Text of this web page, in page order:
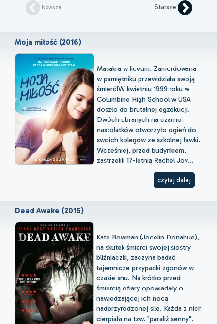
Nowsze Starsze
Moja miłość (2016)
Masakra w liceum. Zamordowana
w pamiętniku przewidziała swoją
śmierć!W kwietniu 1999 roku w
Columbine High School w USA
doszło do brutalnej egzekucji.
Dwóch ubranych na czarno
nastolatków otworzyło ogień do
swoich kolegów ze szkolnej ławki.
Wcześniej, przed budynkiem,
zastrzelili 17-letnią Rachel Joy...
czytaj dalej
Dead Awake (2016)
Kate Bowman (Jocelin Donahue),
na skutek śmierci swojej siostry
bliźniaczki, zaczyna badać
tajemnicze przypadki zgonów w
czasie snu. Na krótko przed
śmiercią ofiary opowiadały o
nawiedzającej ich nocą
nadprzyrodzonej sile. Każda z nich
cierpiała na tzw. "paraliż senny".